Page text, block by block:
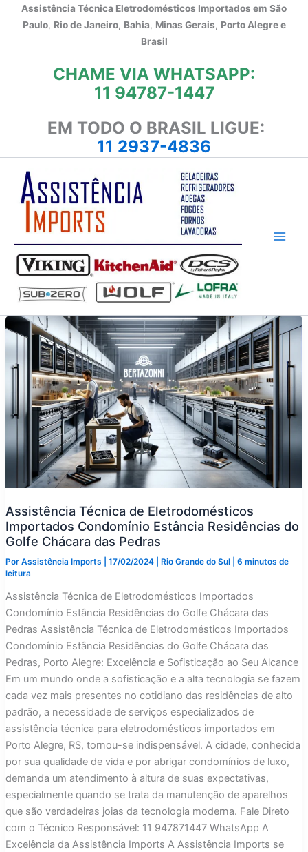
Assistência Técnica Eletrodomésticos Importados em São
Paulo, Rio de Janeiro, Bahia, Minas Gerais, Porto Alegre e
Brasil
CHAME VIA WHATSAPP:
11 94787-1447
EM TODO O BRASIL LIGUE:
11 2937-4836
Assistência Técnica de Eletrodomésticos
Importados Condomínio Estância Residências do
Golfe Chácara das Pedras
Por Assistência Imports 17/02/2024 Rio Grande do Sul| 6 minutos de
leitura
Assistência Técnica de Eletrodomésticos Importados
Condomínio Estância Residências do Golfe Chácara das
Pedras Assistência Técnica de Eletrodomésticos Importados
Condomínio Estância Residências do Golfe Chácara das
Pedras, Porto Alegre: Excelência e Sofisticação ao Seu Alcance
Em um mundo onde a sofisticação e a alta tecnologia se fazem
cada vez mais presentes no cotidiano das residências de alto
padrão, a necessidade de serviços especializados de
assistência técnica para eletrodomésticos importados em
Porto Alegre, RS, tornou-se indispensável. A cidade, conhecida
por sua qualidade de vida e por abrigar condomínios de luxo,
demanda um atendimento à altura de suas expectativas,
especialmente quando se trata da manutenção de aparelhos
que são verdadeiras joias da tecnologia moderna. Fale Direto
com o Técnico Responsável: 11 947871447 WhatsApp A
Excelência da Assistência Imports A Assistência Imports se